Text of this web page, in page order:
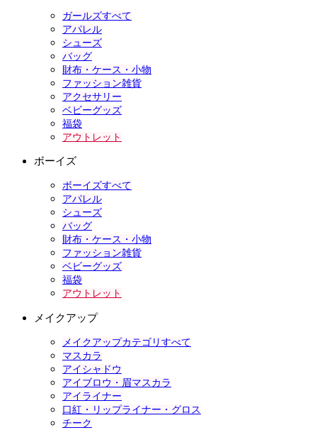
ガールズすべて
アパレル
シューズ
バッグ
財布・ケース・小物
ファッション雑貨
アクセサリー
ベビーグッズ
福袋
アウトレット
ボーイズ
ボーイズすべて
アパレル
シューズ
バッグ
財布・ケース・小物
ファッション雑貨
ベビーグッズ
福袋
アウトレット
メイクアップ
メイクアップカテゴリすべて
マスカラ
アイシャドウ
アイブロウ・眉マスカラ
アイライナー
口紅・リップライナー・グロス
チーク